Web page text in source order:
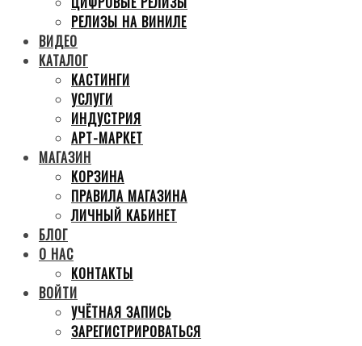
РЕЛИЗЫ НА ВИНИЛЕ
ВИДЕО
КАТАЛОГ
КАСТИНГИ
УСЛУГИ
ИНДУСТРИЯ
АРТ-МАРКЕТ
МАГАЗИН
КОРЗИНА
ПРАВИЛА МАГАЗИНА
ЛИЧНЫЙ КАБИНЕТ
БЛОГ
О НАС
КОНТАКТЫ
ВОЙТИ
УЧЁТНАЯ ЗАПИСЬ
ЗАРЕГИСТРИРОВАТЬСЯ